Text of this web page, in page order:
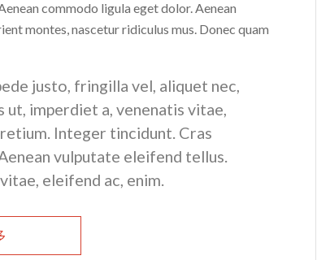
commodo ligula eget dolor. Aenean
montes, nascetur ridiculus mus. Donec quam
justo, fringilla vel, aliquet nec,
ut, imperdiet a, venenatis vitae,
Integer tincidunt. Cras
vulputate eleifend tellus.
eleifend ac, enim.